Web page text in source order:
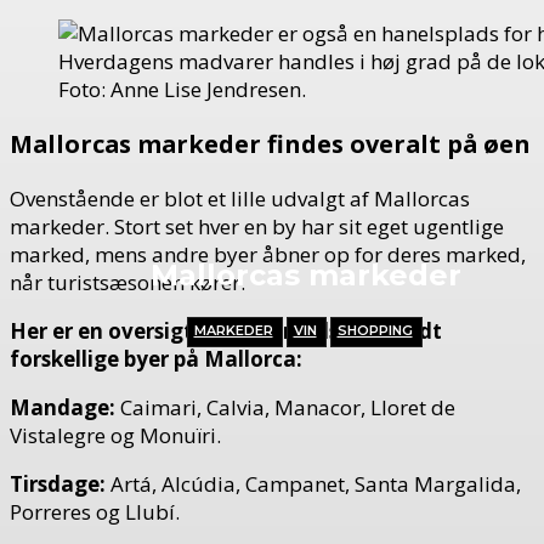
Mallorcas markeder
MARKEDER VIN SHOPPING
Hverdagens madvarer handles i høj grad på de
Foto: Anne Lise Jendresen.
Mallorcas markeder findes overalt på øen
Ovenstående er blot et lille udvalgt af Mallorcas
markeder. Stort set hver en by har sit eget ugentlige
marked, mens andre byer åbner op for deres marked,
når turistsæsonen kører.
Her er en oversigt over markedsdage i lidt
forskellige byer på Mallorca:
Mandage: Caimari, Calvia, Manacor, Lloret de
Vistalegre og Monuïri.
Tirsdage: Artá, Alcúdia, Campanet, Santa Margalida,
Porreres og Llubí.